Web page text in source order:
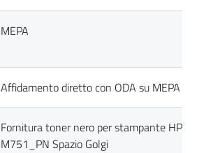
MEPA
Affidamento diretto con ODA su MEPA
Fornitura toner nero per stampante HP
M751_PN Spazio Golgi